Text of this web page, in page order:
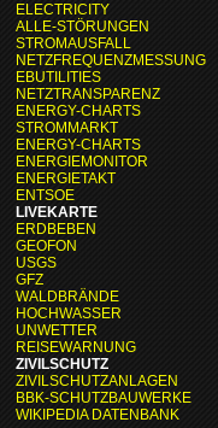
ELECTRICITY
ALLE-STÖRUNGEN
STROMAUSFALL
NETZFREQUENZMESSUNG
EBUTILITIES
NETZTRANSPARENZ
ENERGY-CHARTS
STROMMARKT
ENERGY-CHARTS
ENERGIEMONITOR
ENERGIETAKT
ENTSOE
LIVEKARTE
ERDBEBEN
GEOFON
USGS
GFZ
WALDBRÄNDE
HOCHWASSER
UNWETTER
REISEWARNUNG
ZIVILSCHUTZ
ZIVILSCHUTZANLAGEN
BBK-SCHUTZBAUWERKE
WIKIPEDIA DATENBANK